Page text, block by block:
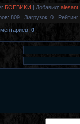
: БОЕВИКИ | Добавил: alesant
: 809 | Загрузок: 0 | Рейтинг:
: 0